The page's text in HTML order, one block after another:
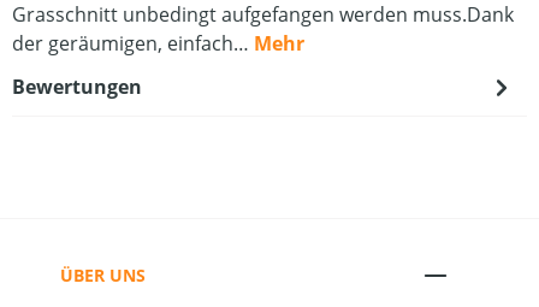
Grasschnitt unbedingt aufgefangen werden muss.Dank
der geräumigen, einfach… Mehr
Bewertungen
ÜBER UNS